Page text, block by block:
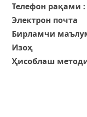
Телефон рақами :
Электрон почта
Бирламчи
Изоҳ
Ҳисоблаш